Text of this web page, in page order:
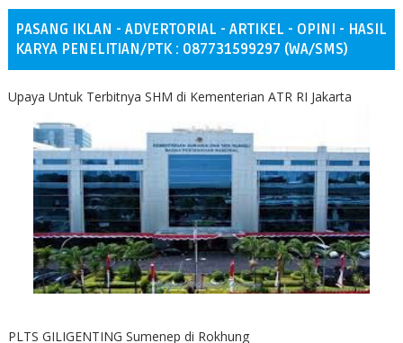
PASANG IKLAN - ADVERTORIAL - ARTIKEL - OPINI - HASIL
KARYA PENELITIAN/PTK : 087731599297 (WA/SMS)
Upaya Untuk Terbitnya SHM di Kementerian ATR RI Jakarta
PLTS GILIGENTING Sumenep di Rokhung